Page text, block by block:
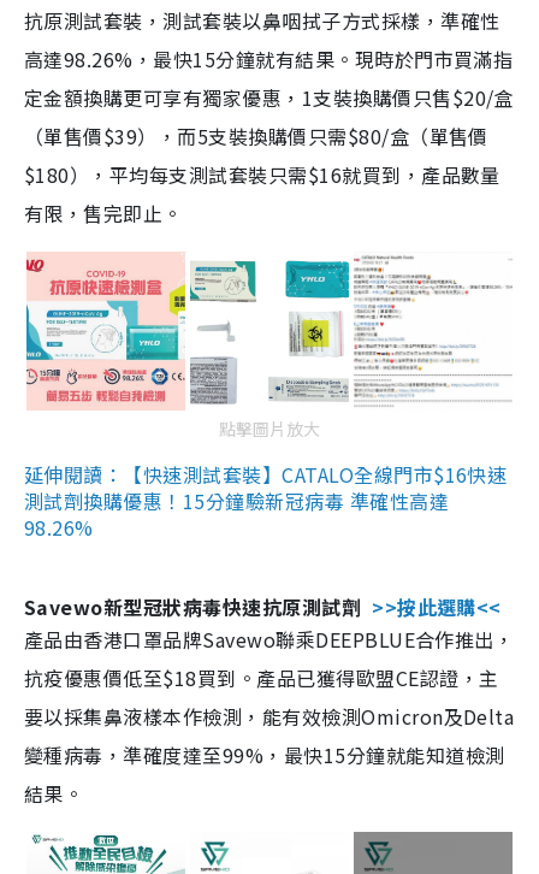
抗原測試套裝，測試套裝以鼻咽拭子方式採樣，準確性
高達98.26%，最快15分鐘就有結果。現時於門市買滿指
定金額換購更可享有獨家優惠，1支裝換購價只售$20/盒
（單售價$39），而5支裝換購價只需$80/盒（單售價
$180），平均每支測試套裝只需$16就買到，產品數量
有限，售完即止。
點擊圖片放大
延伸閱讀：【快速測試套裝】CATALO全線門市$16快速
測試劑換購優惠！15分鐘驗新冠病毒 準確性高達
98.26%
Savewo新型冠狀病毒快速抗原測試劑 >>按此選購<<
產品由香港口罩品牌Savewo聯乘DEEPBLUE合作推出，
抗疫優惠價低至$18買到。產品已獲得歐盟CE認證，主
要以採集鼻液樣本作檢測，能有效檢測Omicron及Delta
變種病毒，準確度達至99%，最快15分鐘就能知道檢測
結果。